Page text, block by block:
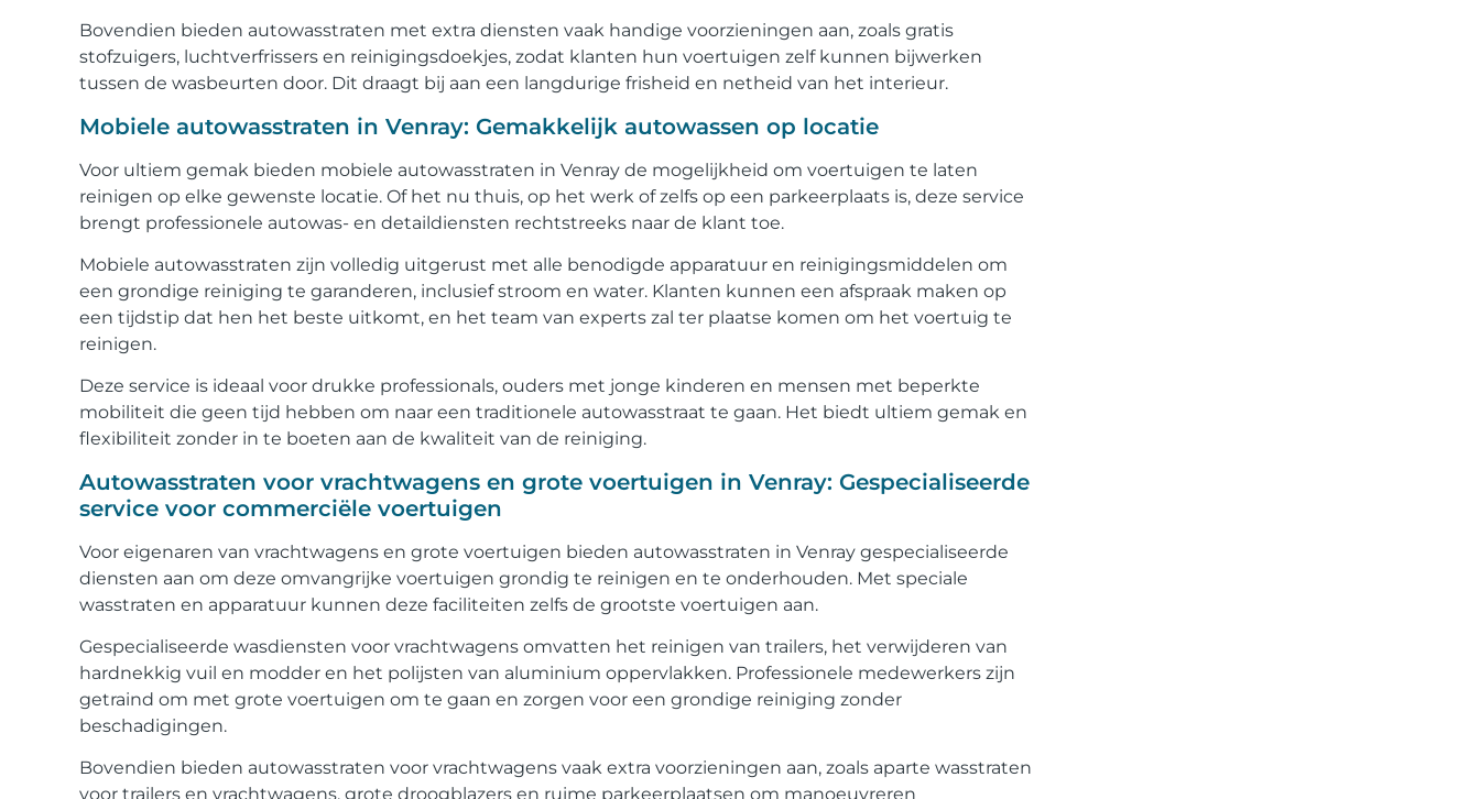
Bovendien bieden autowasstraten met extra diensten vaak handige voorzieningen aan, zoals gratis
stofzuigers, luchtverfrissers en reinigingsdoekjes, zodat klanten hun voertuigen zelf kunnen bijwerken
tussen de wasbeurten door. Dit draagt bij aan een langdurige frisheid en netheid van het interieur.
Mobiele autowasstraten in Venray: Gemakkelijk autowassen op locatie
Voor ultiem gemak bieden mobiele autowasstraten in Venray de mogelijkheid om voertuigen te laten
reinigen op elke gewenste locatie. Of het nu thuis, op het werk of zelfs op een parkeerplaats is, deze service
brengt professionele autowas- en detaildiensten rechtstreeks naar de klant toe.
Mobiele autowasstraten zijn volledig uitgerust met alle benodigde apparatuur en reinigingsmiddelen om
een grondige reiniging te garanderen, inclusief stroom en water. Klanten kunnen een afspraak maken op
een tijdstip dat hen het beste uitkomt, en het team van experts zal ter plaatse komen om het voertuig te
reinigen.
Deze service is ideaal voor drukke professionals, ouders met jonge kinderen en mensen met beperkte
mobiliteit die geen tijd hebben om naar een traditionele autowasstraat te gaan. Het biedt ultiem gemak en
flexibiliteit zonder in te boeten aan de kwaliteit van de reiniging.
Autowasstraten voor vrachtwagens en grote voertuigen in Venray: Gespecialiseerde
service voor commerciële voertuigen
Voor eigenaren van vrachtwagens en grote voertuigen bieden autowasstraten in Venray gespecialiseerde
diensten aan om deze omvangrijke voertuigen grondig te reinigen en te onderhouden. Met speciale
wasstraten en apparatuur kunnen deze faciliteiten zelfs de grootste voertuigen aan.
Gespecialiseerde wasdiensten voor vrachtwagens omvatten het reinigen van trailers, het verwijderen van
hardnekkig vuil en modder en het polijsten van aluminium oppervlakken. Professionele medewerkers zijn
getraind om met grote voertuigen om te gaan en zorgen voor een grondige reiniging zonder
beschadigingen.
Bovendien bieden autowasstraten voor vrachtwagens vaak extra voorzieningen aan, zoals aparte wasstraten
voor trailers en vrachtwagens, grote droogblazers en ruime parkeerplaatsen om manoeuvreren